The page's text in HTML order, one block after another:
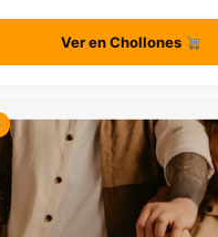
Ver en Chollones